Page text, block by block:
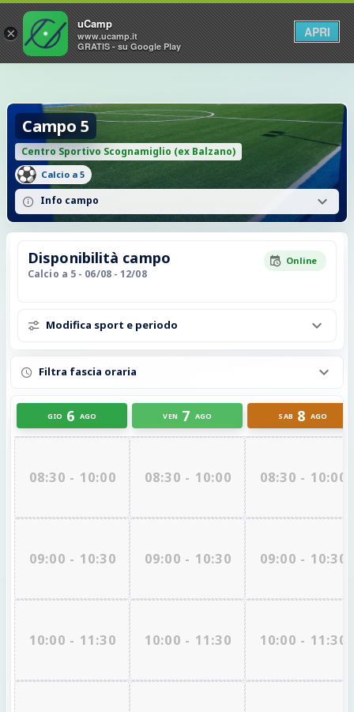
Campo 5
Centro Sportivo Scognamiglio (ex Balzano)
Calcio a 5
Info campo
Disponibilità campo
Calcio a 5 - 06/08 - 12/08
Online
Modifica sport e periodo
Filtra fascia oraria
GIO 6 AGO VEN 7 AGO SAB 8 AGO
08:30 - 10:00 08:30 - 10:00 08:30 - 10:00
09:00 - 10:30 09:00 - 10:30 09:00 - 10:30
10:00 - 11:30 10:00 - 11:30 10:00 - 11:30
×
uCamp
www.ucamp.it
GRATIS - su Google Play
APRI